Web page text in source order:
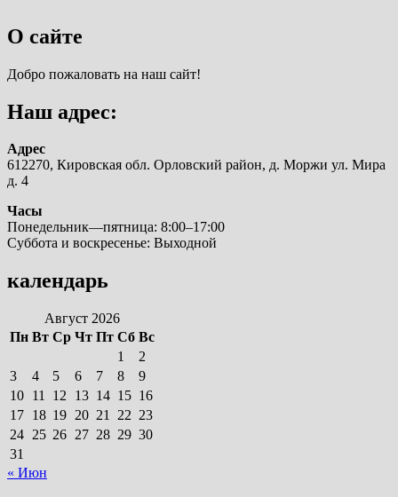
О сайте
Добро пожаловать на наш сайт!
Наш адрес:
Адрес
612270, Кировская обл. Орловский район, д. Моржи ул. Мира
д. 4
Часы
Понедельник—пятница: 8:00–17:00
Суббота и воскресенье: Выходной
календарь
Август 2026
Пн Вт Ср Чт Пт Сб Вс
1
2
3
4 5 6 7 8
9
10 11 12 13 14 15 16
17 18 19 20 21 22 23
24 25 26 27 28 29 30
31
« Июн